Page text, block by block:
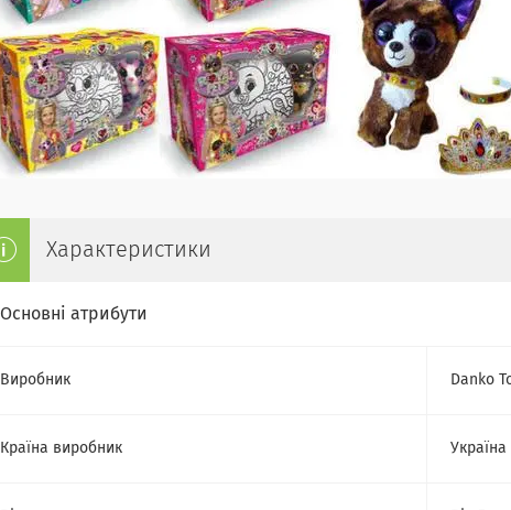
Характеристики
Основні атрибути
Виробник Danko
Країна виробник Україна